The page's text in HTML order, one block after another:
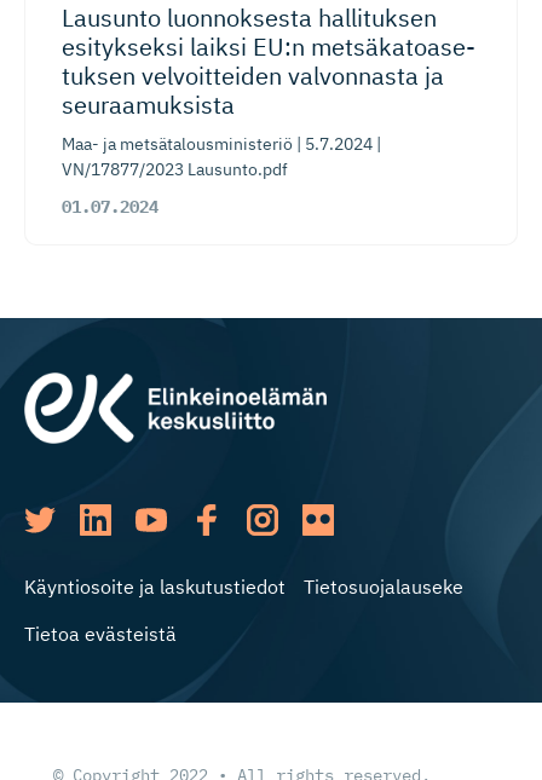
Lausunto luonnoksesta hallituksen
esitykseksi laiksi EU:n metsäkatoa­se­
tuksen velvoitteiden valvonnasta ja
seuraamuksista
Maa- ja metsätalousministeriö | 5.7.2024 |
VN/17877/2023 Lausunto.pdf
01.07.2024
Käyntiosoite ja laskutustiedot
Tietosuojalauseke
Tietoa evästeistä
© Copyright 2022 • All rights reserved.